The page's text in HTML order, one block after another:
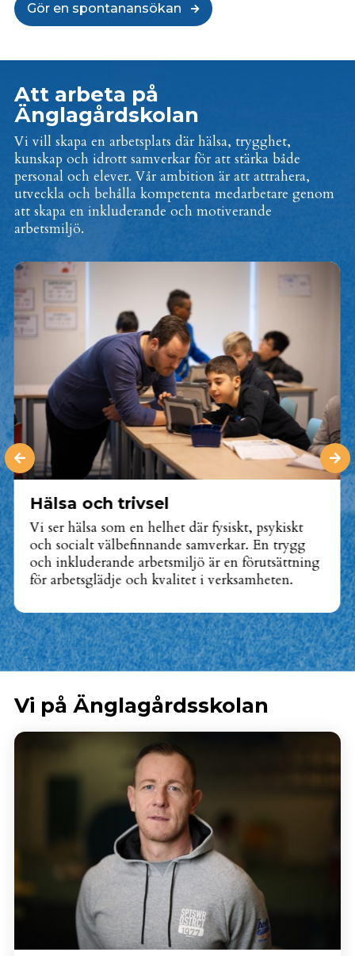
Gör en spontanansökan
Att arbeta på
Änglagårdskolan
Vi vill skapa en arbetsplats där hälsa, trygghet,
kunskap och idrott samverkar för att stärka både
personal och elever. Vår ambition är att attrahera,
utveckla och behålla kompetenta medarbetare genom
att skapa en inkluderande och motiverande
arbetsmiljö.
Hälsa och trivsel
Vi ser hälsa som en helhet där fysiskt, psykiskt
och socialt välbefinnande samverkar. En trygg
och inkluderande arbetsmiljö är en förutsättning
för arbetsglädje och kvalitet i verksamheten.
Vi på Änglagårdsskolan